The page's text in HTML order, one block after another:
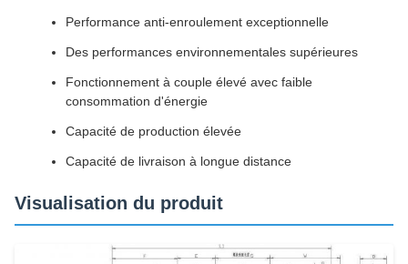
Performance anti-enroulement exceptionnelle
Des performances environnementales supérieures
Fonctionnement à couple élevé avec faible
consommation d'énergie
Capacité de production élevée
Capacité de livraison à longue distance
Visualisation du produit